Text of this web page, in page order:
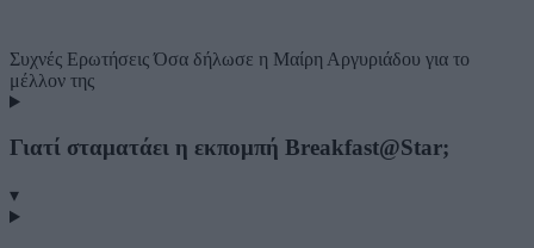
Συχνές ΕρωτήσειςΌσα δήλωσε η Μαίρη Αργυριάδου για το
μέλλον της
Γιατί σταματάει η εκπομπή Breakfast@Star;
▾